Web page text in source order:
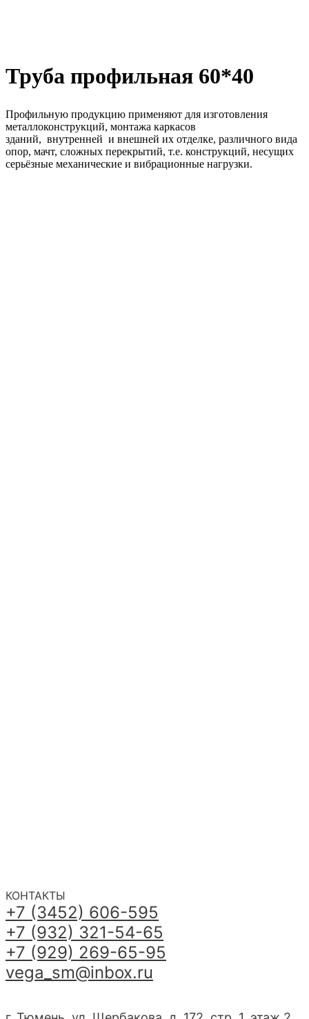
Труба профильная 60*40
Профильную продукцию применяют для изготовления
металлоконструкций, монтажа каркасов
зданий, внутренней и внешней их отделке, различного вида
опор, мачт, сложных перекрытий, т.е. конструкций, несущих
серьёзные механические и вибрационные нагрузки.
КОНТАКТЫ
+7 (3452) 606-595
+7 (932) 321-54-65
+7 (929) 269-65-95
vega_sm@inbox.ru